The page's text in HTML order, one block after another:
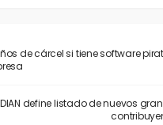
de cárcel si tiene software
DIAN define listado de nuevos